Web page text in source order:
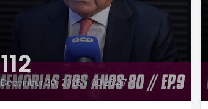
112
December 30, 2025 • 00:26:47